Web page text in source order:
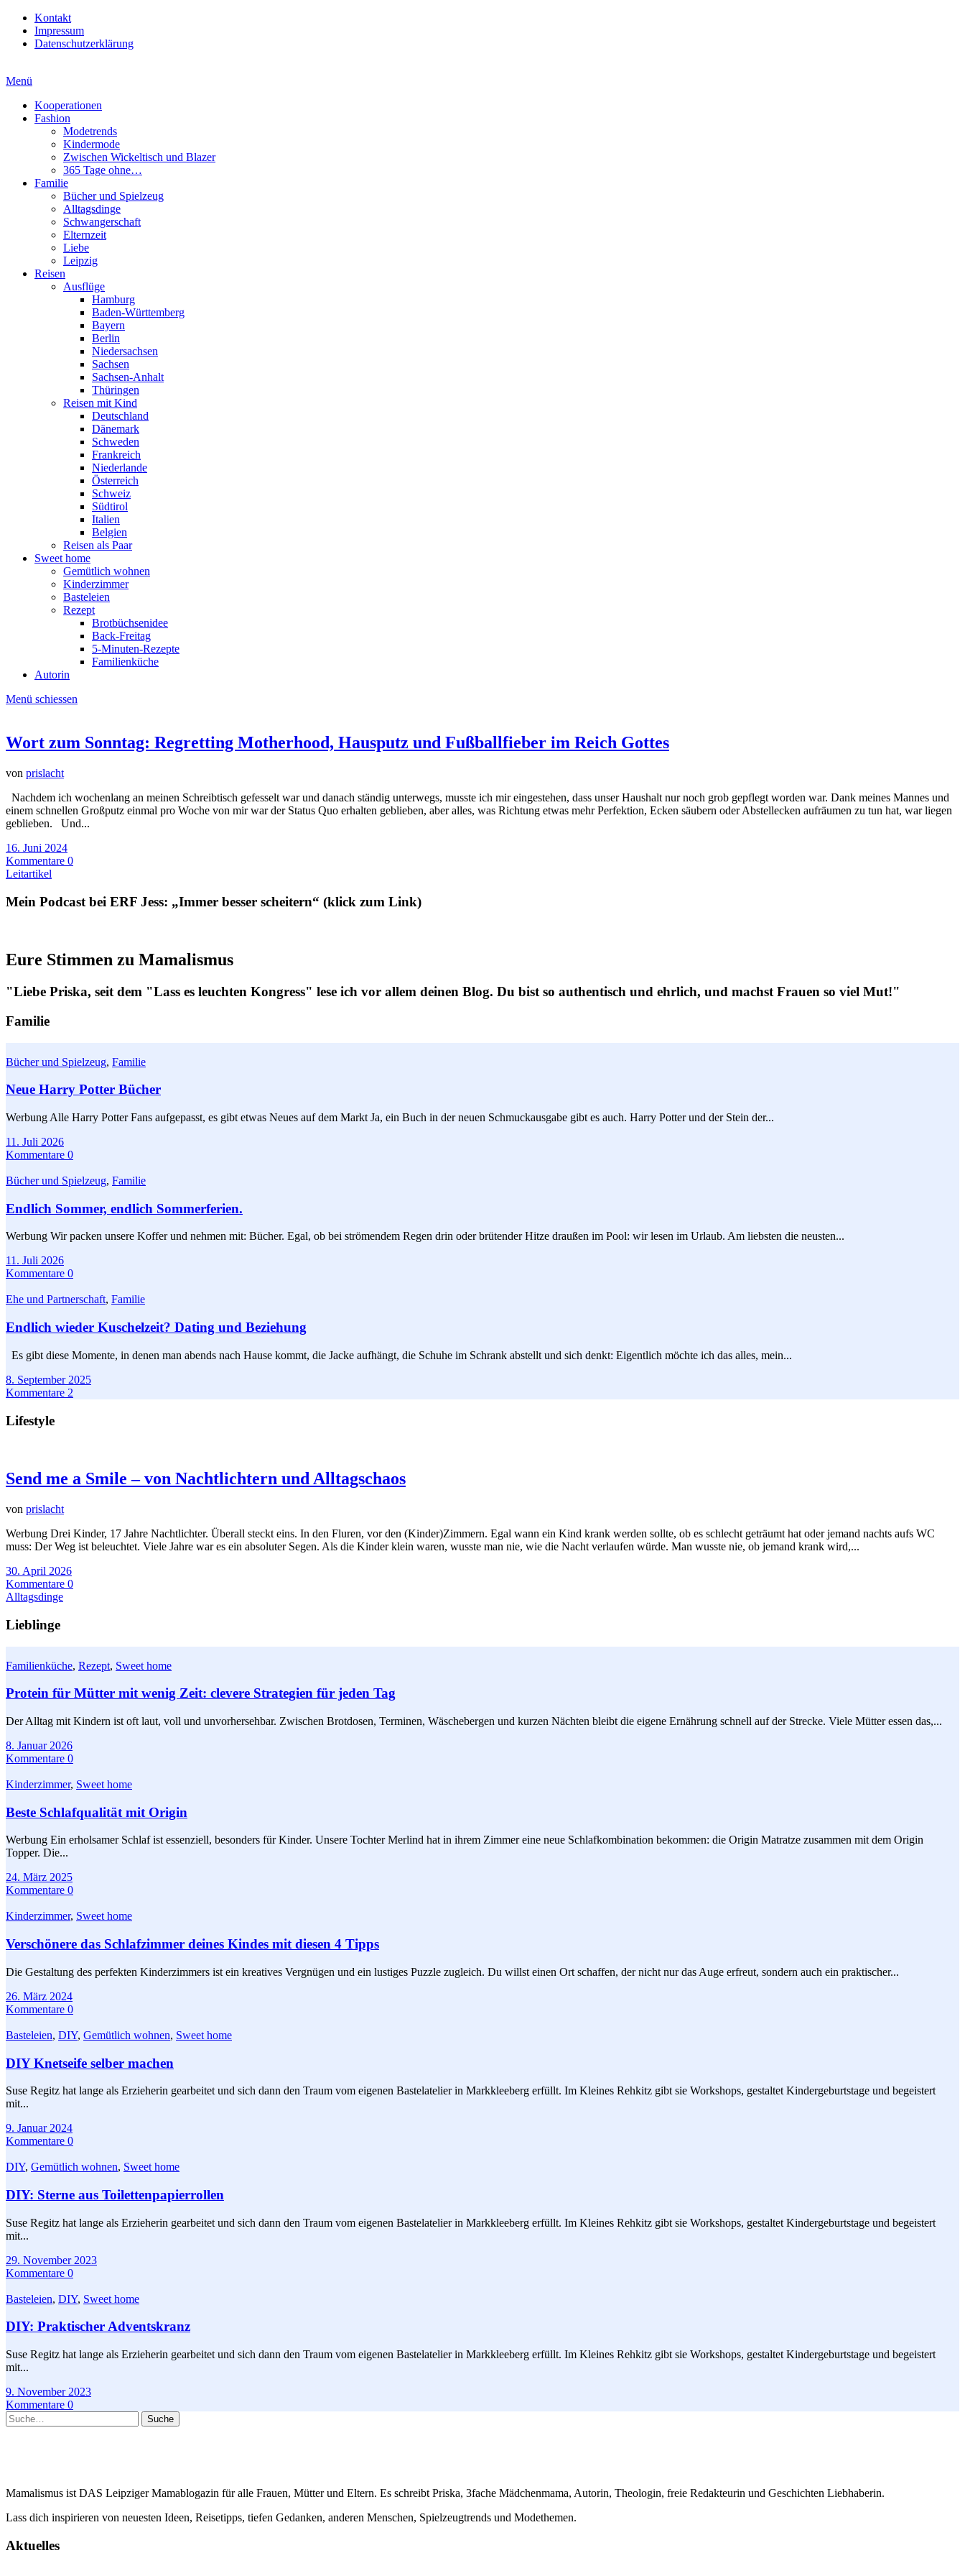
Kontakt
Impressum
Datenschutzerklärung
Menü
Kooperationen
Fashion
Modetrends
Kindermode
Zwischen Wickeltisch und Blazer
365 Tage ohne…
Familie
Bücher und Spielzeug
Alltagsdinge
Schwangerschaft
Elternzeit
Liebe
Leipzig
Reisen
Ausflüge
Hamburg
Baden-Württemberg
Bayern
Berlin
Niedersachsen
Sachsen
Sachsen-Anhalt
Thüringen
Reisen mit Kind
Deutschland
Dänemark
Schweden
Frankreich
Niederlande
Österreich
Schweiz
Südtirol
Italien
Belgien
Reisen als Paar
Sweet home
Gemütlich wohnen
Kinderzimmer
Basteleien
Rezept
Brotbüchsenidee
Back-Freitag
5-Minuten-Rezepte
Familienküche
Autorin
Menü schiessen
Wort zum Sonntag: Regretting Motherhood, Hausputz und Fußballfieber im Reich Gottes
von prislacht
Nachdem ich wochenlang an meinen Schreibtisch gefesselt war und danach ständig unterwegs, musste ich mir eingestehen, dass unser Haushalt nur noch grob gepflegt worden war. Dank meines Mannes und
einem schnellen Großputz einmal pro Woche von mir war der Status Quo erhalten geblieben, aber alles, was Richtung etwas mehr Perfektion, Ecken säubern oder Abstellecken aufräumen zu tun hat, war liegen
geblieben. Und...
16. Juni 2024
Kommentare 0
Leitartikel
Mein Podcast bei ERF Jess: „Immer besser scheitern“ (klick zum Link)
Eure Stimmen zu Mamalismus
"Liebe Priska, seit dem "Lass es leuchten Kongress" lese ich vor allem deinen Blog. Du bist so authentisch und ehrlich, und machst Frauen so viel Mut!"
Familie
Bücher und Spielzeug, Familie
Neue Harry Potter Bücher
Werbung Alle Harry Potter Fans aufgepasst, es gibt etwas Neues auf dem Markt Ja, ein Buch in der neuen Schmuckausgabe gibt es auch. Harry Potter und der Stein der...
11. Juli 2026
Kommentare 0
Bücher und Spielzeug, Familie
Endlich Sommer, endlich Sommerferien.
Werbung Wir packen unsere Koffer und nehmen mit: Bücher. Egal, ob bei strömendem Regen drin oder brütender Hitze draußen im Pool: wir lesen im Urlaub. Am liebsten die neusten...
11. Juli 2026
Kommentare 0
Ehe und Partnerschaft, Familie
Endlich wieder Kuschelzeit? Dating und Beziehung
Es gibt diese Momente, in denen man abends nach Hause kommt, die Jacke aufhängt, die Schuhe im Schrank abstellt und sich denkt: Eigentlich möchte ich das alles, mein...
8. September 2025
Kommentare 2
Lifestyle
Send me a Smile – von Nachtlichtern und Alltagschaos
von prislacht
Werbung Drei Kinder, 17 Jahre Nachtlichter. Überall steckt eins. In den Fluren, vor den (Kinder)Zimmern. Egal wann ein Kind krank werden sollte, ob es schlecht geträumt hat oder jemand nachts aufs WC
muss: Der Weg ist beleuchtet. Viele Jahre war es ein absoluter Segen. Als die Kinder klein waren, wusste man nie, wie die Nacht verlaufen würde. Man wusste nie, ob jemand krank wird,...
30. April 2026
Kommentare 0
Alltagsdinge
Lieblinge
Familienküche, Rezept, Sweet home
Protein für Mütter mit wenig Zeit: clevere Strategien für jeden Tag
Der Alltag mit Kindern ist oft laut, voll und unvorhersehbar. Zwischen Brotdosen, Terminen, Wäschebergen und kurzen Nächten bleibt die eigene Ernährung schnell auf der Strecke. Viele Mütter essen das,...
8. Januar 2026
Kommentare 0
Kinderzimmer, Sweet home
Beste Schlafqualität mit Origin
Werbung Ein erholsamer Schlaf ist essenziell, besonders für Kinder. Unsere Tochter Merlind hat in ihrem Zimmer eine neue Schlafkombination bekommen: die Origin Matratze zusammen mit dem Origin
Topper. Die...
24. März 2025
Kommentare 0
Kinderzimmer, Sweet home
Verschönere das Schlafzimmer deines Kindes mit diesen 4 Tipps
Die Gestaltung des perfekten Kinderzimmers ist ein kreatives Vergnügen und ein lustiges Puzzle zugleich. Du willst einen Ort schaffen, der nicht nur das Auge erfreut, sondern auch ein praktischer...
26. März 2024
Kommentare 0
Basteleien, DIY, Gemütlich wohnen, Sweet home
DIY Knetseife selber machen
Suse Regitz hat lange als Erzieherin gearbeitet und sich dann den Traum vom eigenen Bastelatelier in Markkleeberg erfüllt. Im Kleines Rehkitz gibt sie Workshops, gestaltet Kindergeburtstage und begeistert
mit...
9. Januar 2024
Kommentare 0
DIY, Gemütlich wohnen, Sweet home
DIY: Sterne aus Toilettenpapierrollen
Suse Regitz hat lange als Erzieherin gearbeitet und sich dann den Traum vom eigenen Bastelatelier in Markkleeberg erfüllt. Im Kleines Rehkitz gibt sie Workshops, gestaltet Kindergeburtstage und begeistert
mit...
29. November 2023
Kommentare 0
Basteleien, DIY, Sweet home
DIY: Praktischer Adventskranz
Suse Regitz hat lange als Erzieherin gearbeitet und sich dann den Traum vom eigenen Bastelatelier in Markkleeberg erfüllt. Im Kleines Rehkitz gibt sie Workshops, gestaltet Kindergeburtstage und begeistert
mit...
9. November 2023
Kommentare 0
Suche
Mamalismus ist DAS Leipziger Mamablogazin für alle Frauen, Mütter und Eltern. Es schreibt Priska, 3fache Mädchenmama, Autorin, Theologin, freie Redakteurin und Geschichten Liebhaberin.
Lass dich inspirieren von neuesten Ideen, Reisetipps, tiefen Gedanken, anderen Menschen, Spielzeugtrends und Modethemen.
Aktuelles